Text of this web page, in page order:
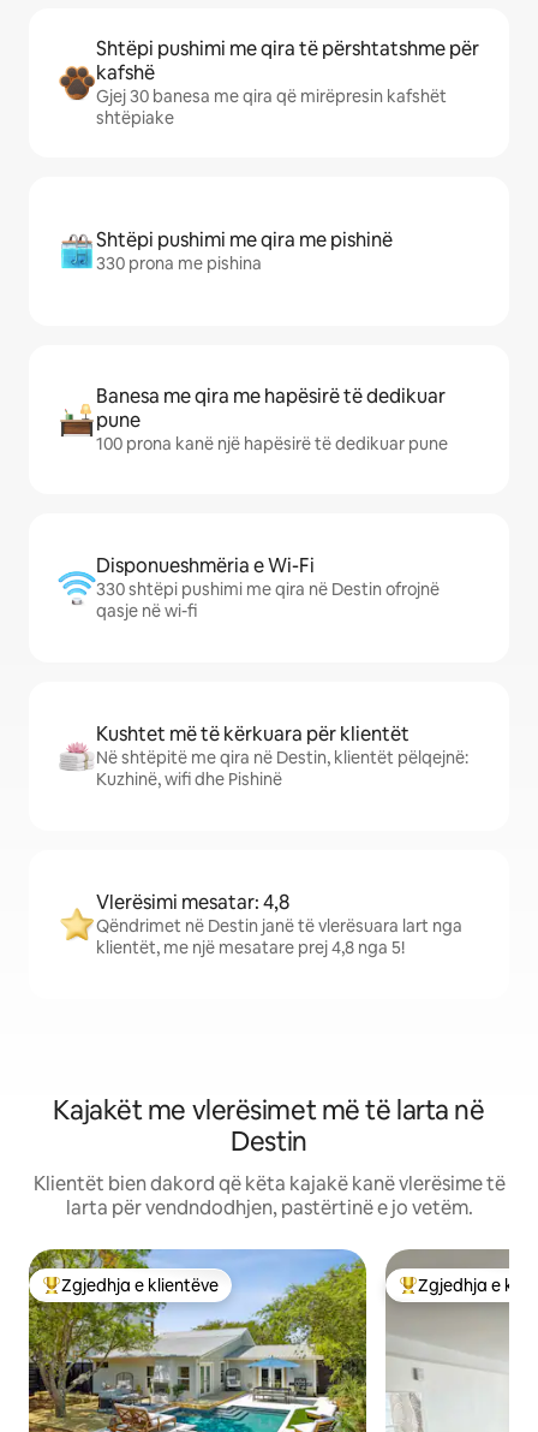
Shtëpi pushimi me qira të përshtatshme për
kafshë
Gjej 30 banesa me qira që mirëpresin kafshët
shtëpiake
Shtëpi pushimi me qira me pishinë
330 prona me pishina
Banesa me qira me hapësirë të dedikuar
pune
100 prona kanë një hapësirë të dedikuar pune
Disponueshmëria e Wi-Fi
330 shtëpi pushimi me qira në Destin ofrojnë
qasje në wi-fi
Kushtet më të kërkuara për klientët
Në shtëpitë me qira në Destin, klientët pëlqejnë:
Kuzhinë, wifi dhe Pishinë
Vlerësimi mesatar: 4,8
Qëndrimet në Destin janë të vlerësuara lart nga
klientët, me një mesatare prej 4,8 nga 5!
Kajakët me vlerësimet më të larta në
Destin
Klientët bien dakord që këta kajakë kanë vlerësime të
larta për vendndodhjen, pastërtinë e jo vetëm.
Më të mirat e zgjedhjeve të klientëve
Zgjedhja e klientëve Më të mirat e
Zgjedhja e